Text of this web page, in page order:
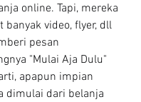
online. Tapi, mereka
banyak video, flyer, dll
pesan
"Mulai Aja Dulu"
apapun impian
dimulai dari belanja